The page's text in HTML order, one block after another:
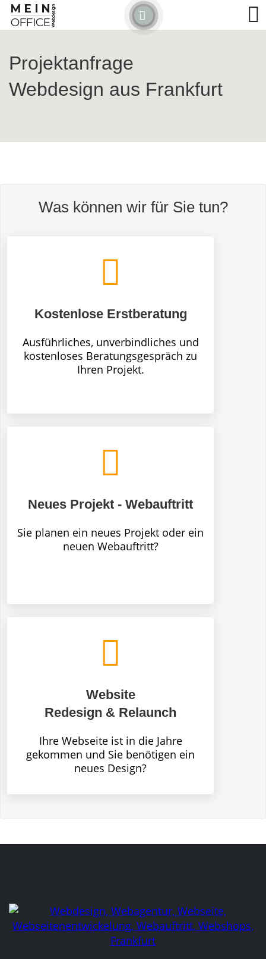
Detected no support for Speech Synthesis
Projektanfrage
Webdesign aus Frankfurt
Was können wir für Sie tun?
Kostenlose Erstberatung
Ausführliches, unverbindliches und
kostenloses Beratungsgespräch zu
Ihren Projekt.
Neues Projekt - Webauftritt
Sie planen ein neues Projekt oder ein
neuen Webauftritt?
Website
Redesign & Relaunch
Ihre Webseite ist in die Jahre
gekommen und Sie benötigen ein
neues Design?